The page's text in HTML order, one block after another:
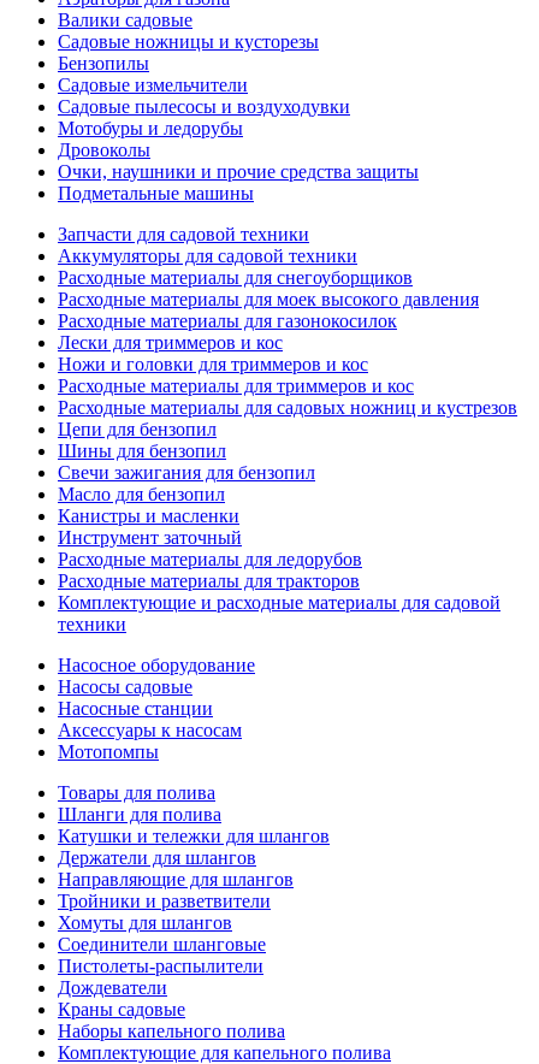
Валики садовые
Садовые ножницы и кусторезы
Бензопилы
Садовые измельчители
Садовые пылесосы и воздуходувки
Мотобуры и ледорубы
Дровоколы
Очки, наушники и прочие средства защиты
Подметальные машины
Запчасти для садовой техники
Аккумуляторы для садовой техники
Расходные материалы для снегоуборщиков
Расходные материалы для моек высокого давления
Расходные материалы для газонокосилок
Лески для триммеров и кос
Ножи и головки для триммеров и кос
Расходные материалы для триммеров и кос
Расходные материалы для садовых ножниц и кустрезов
Цепи для бензопил
Шины для бензопил
Свечи зажигания для бензопил
Масло для бензопил
Канистры и масленки
Инструмент заточный
Расходные материалы для ледорубов
Расходные материалы для тракторов
Комплектующие и расходные материалы для садовой
техники
Насосное оборудование
Насосы садовые
Насосные станции
Аксессуары к насосам
Мотопомпы
Товары для полива
Шланги для полива
Катушки и тележки для шлангов
Держатели для шлангов
Направляющие для шлангов
Тройники и разветвители
Хомуты для шлангов
Соединители шланговые
Пистолеты-распылители
Дождеватели
Краны садовые
Наборы капельного полива
Комплектующие для капельного полива